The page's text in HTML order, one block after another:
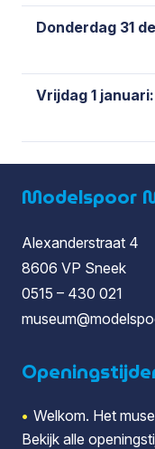
Donderdag 31
Vrijdag 1 januari:
Modelspoor
Alexanderstraat 4
8606 VP Sneek
0515 – 430 021
• Welkom. Het
Bekijk alle